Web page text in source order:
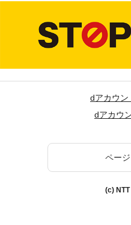
dアカウン
dアカウ
ペー
(c)